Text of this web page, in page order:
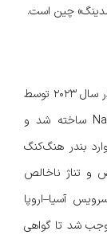
چین است.
کشتی باری OOCL Spain با ظرفیت ۲۴٬۱۸۸ TEU در سال ۲۰۲۳ توسط
شرکت Nantong COSCO KHI Ship Engineering ساخته شد و
به‌عنوان نخستین کشتی باری بالای ۲۴هزار TEU وارد بندر هنگ‌کنگ
متر طول، ۶۱٫۳ متر عرض و تناژ ناخالص
آسیا–اروپا
شد تا گواهی